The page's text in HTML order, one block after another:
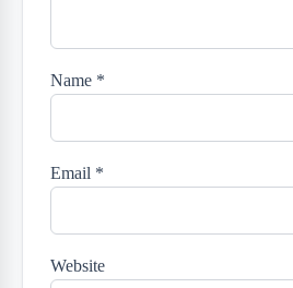
Name *
Email *
Website